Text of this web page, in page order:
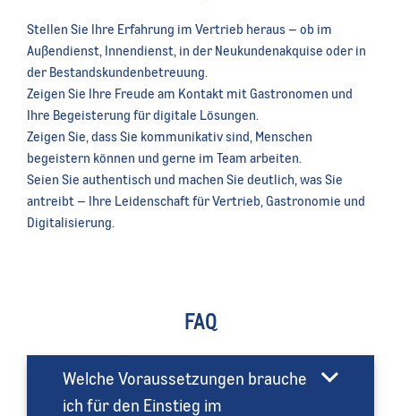
Stellen Sie Ihre Erfahrung im Vertrieb heraus – ob im
Außendienst, Innendienst, in der Neukundenakquise oder in
der Bestandskundenbetreuung.
Zeigen Sie Ihre Freude am Kontakt mit Gastronomen und
Ihre Begeisterung für digitale Lösungen.
Zeigen Sie, dass Sie kommunikativ sind, Menschen
begeistern können und gerne im Team arbeiten.
Seien Sie authentisch und machen Sie deutlich, was Sie
antreibt – Ihre Leidenschaft für Vertrieb, Gastronomie und
Digitalisierung.
FAQ
Welche Voraussetzungen brauche
ich für den Einstieg im